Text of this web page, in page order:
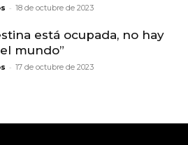
- 18 de octubre de 2023
está ocupada, no hay
mundo”
- 17 de octubre de 2023